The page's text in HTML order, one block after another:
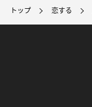
トップ 恋する